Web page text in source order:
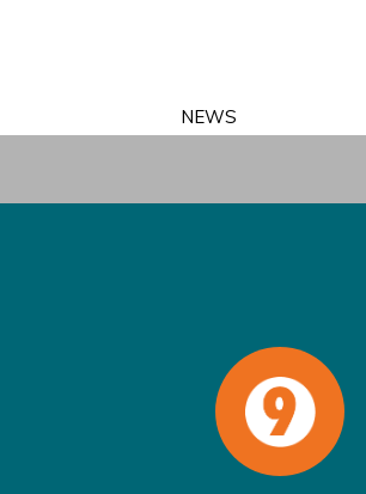
NEWS